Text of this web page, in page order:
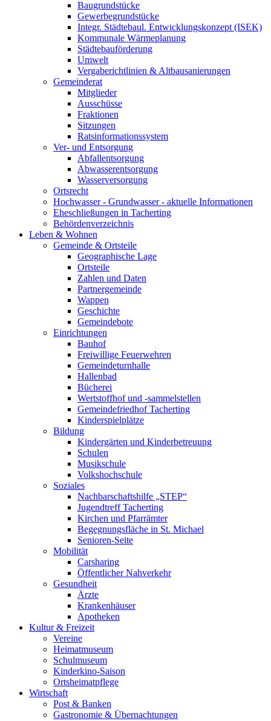
Baugrundstücke
Gewerbegrundstücke
Integr. Städtebaul. Entwicklungskonzept (ISEK)
Kommunale Wärmeplanung
Städtebauförderung
Umwelt
Vergaberichtlinien & Altbausanierungen
Gemeinderat
Mitglieder
Ausschüsse
Fraktionen
Sitzungen
Ratsinformationssystem
Ver- und Entsorgung
Abfallentsorgung
Abwasserentsorgung
Wasserversorgung
Ortsrecht
Hochwasser - Grundwasser - aktuelle Informationen
Eheschließungen in Tacherting
Behördenverzeichnis
Leben & Wohnen
Gemeinde & Ortsteile
Geographische Lage
Ortsteile
Zahlen und Daten
Partnergemeinde
Wappen
Geschichte
Gemeindebote
Einrichtungen
Bauhof
Freiwillige Feuerwehren
Gemeindeturnhalle
Hallenbad
Bücherei
Wertstoffhof und -sammelstellen
Gemeindefriedhof Tacherting
Kinderspielplätze
Bildung
Kindergärten und Kinderbetreuung
Schulen
Musikschule
Volkshochschule
Soziales
Nachbarschaftshilfe „STEP“
Jugendtreff Tacherting
Kirchen und Pfarrämter
Begegnungsfläche in St. Michael
Senioren-Seite
Mobilität
Carsharing
Öffentlicher Nahverkehr
Gesundheit
Ärzte
Krankenhäuser
Apotheken
Kultur & Freizeit
Vereine
Heimatmuseum
Schulmuseum
Kinderkino-Saison
Ortsheimatpflege
Wirtschaft
Post & Banken
Gastronomie & Übernachtungen